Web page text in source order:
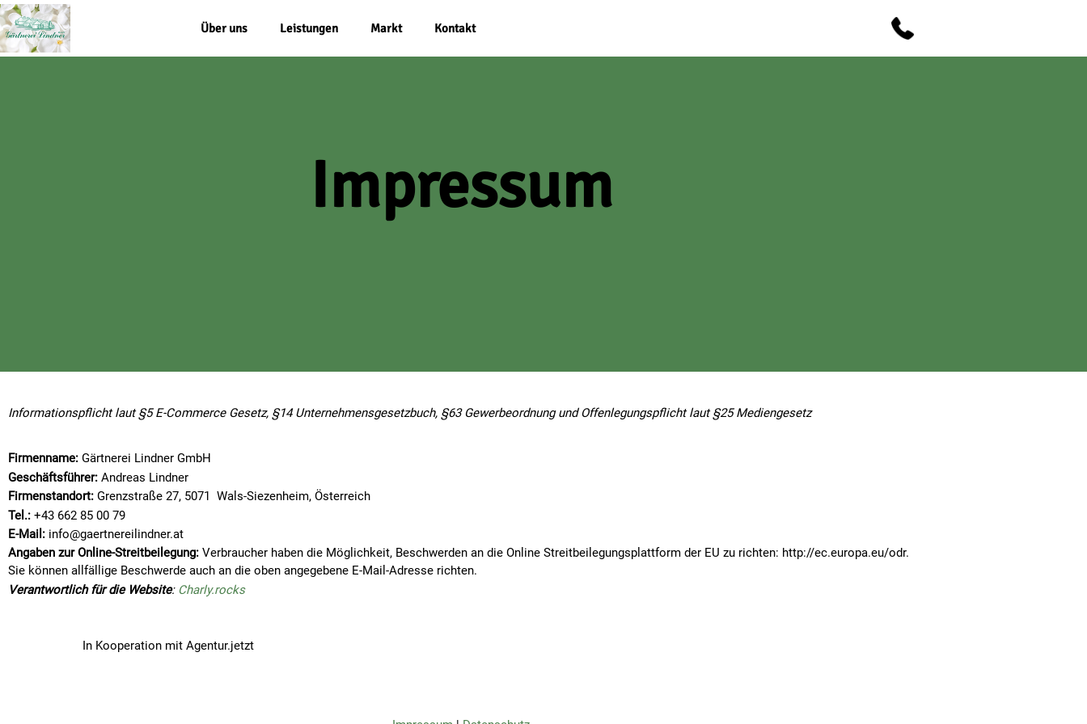
Über uns Leistungen Markt Kontakt
Impressum
Informationspflicht laut §5 E-Commerce Gesetz, §14 Unternehmensgesetzbuch, §63 Gewerbeordnung und Offenlegungspflicht laut §25 Mediengesetz
Firmenname: Gärtnerei Lindner GmbH
Geschäftsführer: Andreas Lindner
Firmenstandort: Grenzstraße 27, 5071 Wals-Siezenheim, Österreich
Tel.: +43 662 85 00 79
E-Mail: info@gaertnereilindner.at
Angaben zur Online-Streitbeilegung: Verbraucher haben die Möglichkeit, Beschwerden an die Online Streitbeilegungsplattform der EU zu richten: http://ec.europa.eu/odr.
Sie können allfällige Beschwerde auch an die oben angegebene E-Mail-Adresse richten.
Verantwortlich für die Website: Charly.rocks
In Kooperation mit Agentur.jetzt